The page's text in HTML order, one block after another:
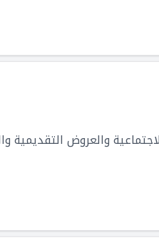
والعروض التقديمية